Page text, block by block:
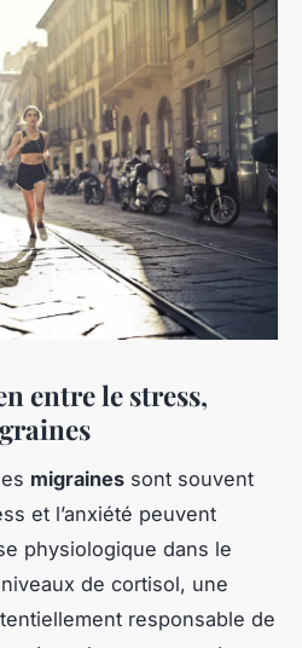
entre le stress,
migraines sont souvent
et l’anxiété peuvent
physiologique dans le
de cortisol, une
responsable de